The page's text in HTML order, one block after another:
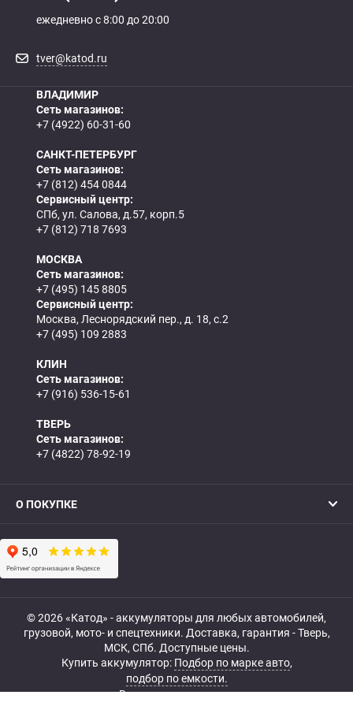
ежедневно с 8:00 до 20:00
tver@katod.ru
ВЛАДИМИР
Сеть магазинов:
+7 (4922) 60-31-60
САНКТ-ПЕТЕРБУРГ
Сеть магазинов:
+7 (812) 454 0844
Сервисный центр:
СПб, ул. Салова, д.57, корп.5
+7 (812) 718 7693
МОСКВА
Сеть магазинов:
+7 (495) 145 8805
Сервисный центр:
Москва, Леснорядский пер., д. 18, с.2
+7 (495) 109 2883
КЛИН
Сеть магазинов:
+7 (916) 536-15-61
ТВЕРЬ
Сеть магазинов:
+7 (4822) 78-92-19
О ПОКУПКЕ
© 2026 «Катод» - аккумуляторы для любых автомобилей,
грузовой, мото- и спецтехники. Доставка, гарантия - Тверь,
МСК, СПб. Доступные цены.
Купить аккумулятор: Подбор по марке авто,
подбор по емкости.
Все права защищены.